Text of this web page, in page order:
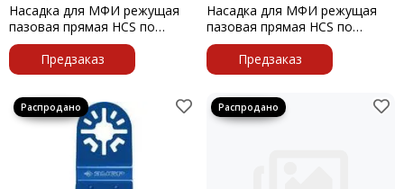
Насадка для МФИ режущая
пазовая прямая HCS по
дереву ламинату 34х2,5мм
крупный зуб Denzel
Предзаказ
Насадка для МФИ режущая
пазовая прямая HCS по
дереву 34х1,4мм мелкий зуб
DenzelПредзаказ